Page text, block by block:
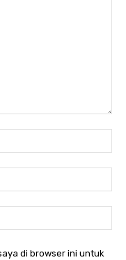
di browser ini untuk